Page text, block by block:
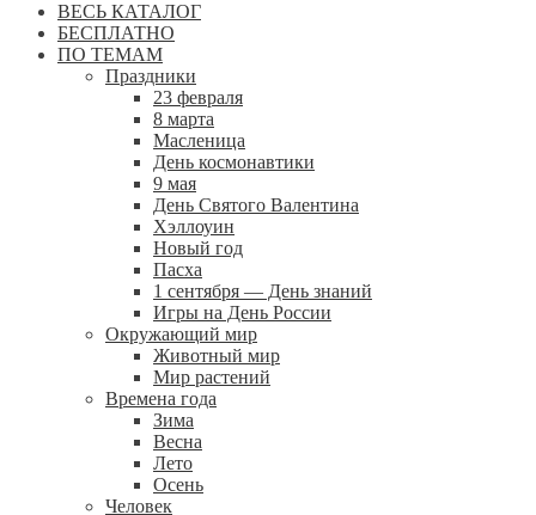
ВЕСЬ КАТАЛОГ
БЕСПЛАТНО
ПО ТЕМАМ
Праздники
23 февраля
8 марта
Масленица
День космонавтики
9 мая
День Святого Валентина
Хэллоуин
Новый год
Пасха
1 сентября — День знаний
Игры на День России
Окружающий мир
Животный мир
Мир растений
Времена года
Зима
Весна
Лето
Осень
Человек